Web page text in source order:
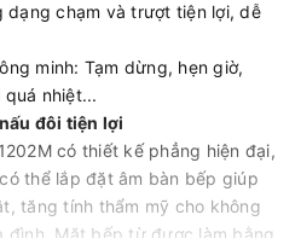
dạng chạm và trượt tiện lợi, dễ
minh: Tạm dừng, hẹn giờ,
nhiệt...
đôi tiện lợi
có thiết kế phẳng hiện đại,
thể lắp đặt âm bàn bếp giúp
tăng tính thẩm mỹ cho không
đình. Mặt bếp từ được làm bằng